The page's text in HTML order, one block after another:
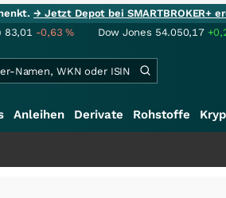
→ Jetzt Depot bei SMARTBROKER+
83,01 -0,63% Dow Jones 54.050,17
Anleihen Derivate Rohstoffe